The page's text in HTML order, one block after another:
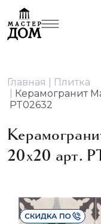
Главная
Плитка
Керамогранит
PT02632
20x20 арт.